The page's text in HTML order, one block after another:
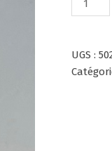
de
Pomme
Cerise
UGS :